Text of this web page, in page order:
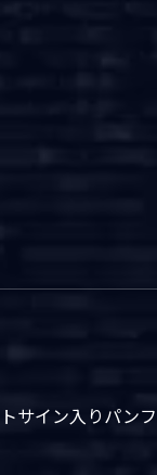
サイン入りパン